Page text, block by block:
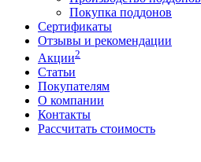
Покупка поддонов
Сертификаты
Отзывы и рекомендации
Акции2
Статьи
Покупателям
О компании
Контакты
Рассчитать стоимость